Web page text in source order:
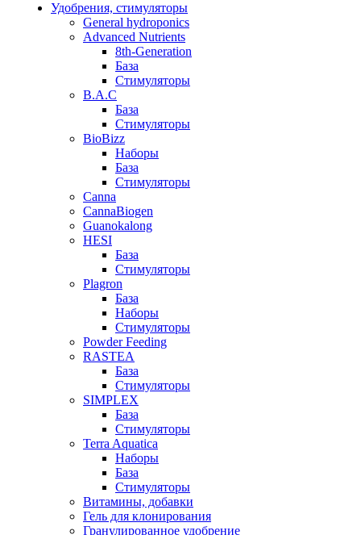
Удобрения, стимуляторы
General hydroponics
Advanced Nutrients
8th-Generation
База
Стимуляторы
B.A.C
База
Стимуляторы
BioBizz
Наборы
База
Стимуляторы
Canna
CannaBiogen
Guanokalong
HESI
База
Стимуляторы
Plagron
База
Наборы
Стимуляторы
Powder Feeding
RASTEA
База
Стимуляторы
SIMPLEX
База
Стимуляторы
Terra Aquatica
Наборы
База
Стимуляторы
Витамины, добавки
Гель для клонирования
Гранулированное удобрение